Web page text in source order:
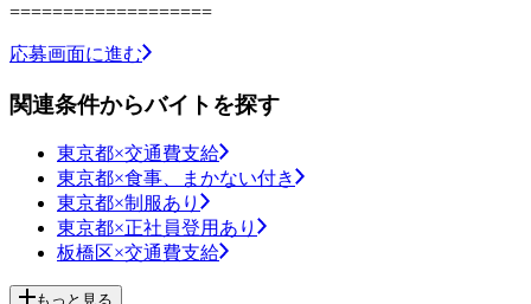
===================
応募画面に進む
関連条件からバイトを探す
東京都×交通費支給
東京都×食事、まかない付き
東京都×制服あり
東京都×正社員登用あり
板橋区×交通費支給
もっと見る